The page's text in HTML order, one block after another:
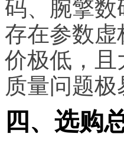
码、腕擎
存在参数
价极低，
质量问题
四、选购